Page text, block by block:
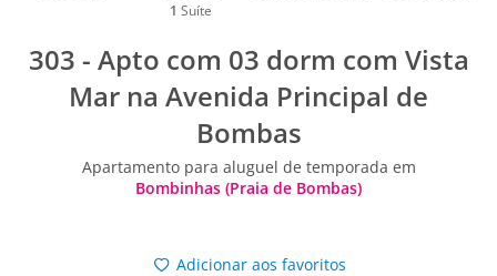
1 Suíte
303 - Apto com 03 dorm com Vista
Mar na Avenida Principal de
Bombas
Apartamento para aluguel de temporada em
Bombinhas (Praia de Bombas)
Adicionar aos favoritos